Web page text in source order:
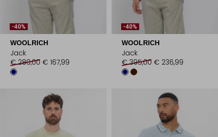
-40%
WOOLRICH
Jack
€ 280,00 € 167,99
-40%
WOOLRICH
Jack
€ 395,00 € 236,99